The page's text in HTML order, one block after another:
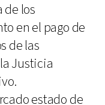
de los
en el pago de
de las
Justicia
estado de